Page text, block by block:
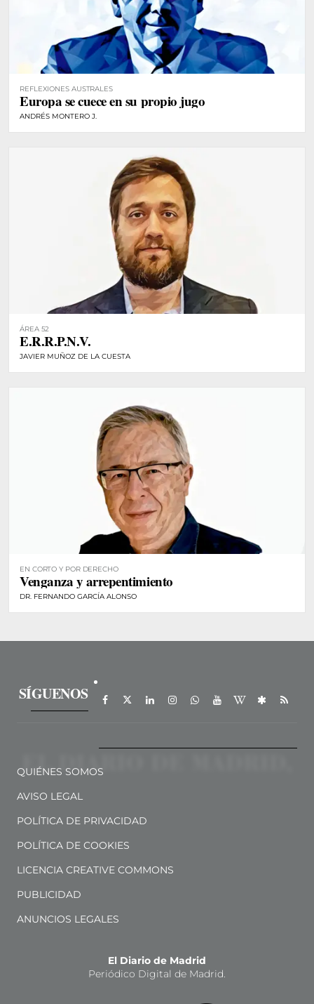
REFLEXIONES AUSTRALES
Europa se cuece en su propio jugo
ANDRÉS MONTERO J.
ÁREA 52
E.R.R.P.N.V.
JAVIER MUÑOZ DE LA CUESTA
EN CORTO Y POR DERECHO
Venganza y arrepentimiento
DR. FERNANDO GARCÍA ALONSO
SÍGUENOS
QUIÉNES SOMOS
AVISO LEGAL
POLÍTICA DE PRIVACIDAD
POLÍTICA DE COOKIES
LICENCIA CREATIVE COMMONS
PUBLICIDAD
ANUNCIOS LEGALES
El Diario de Madrid
Periódico Digital de Madrid.